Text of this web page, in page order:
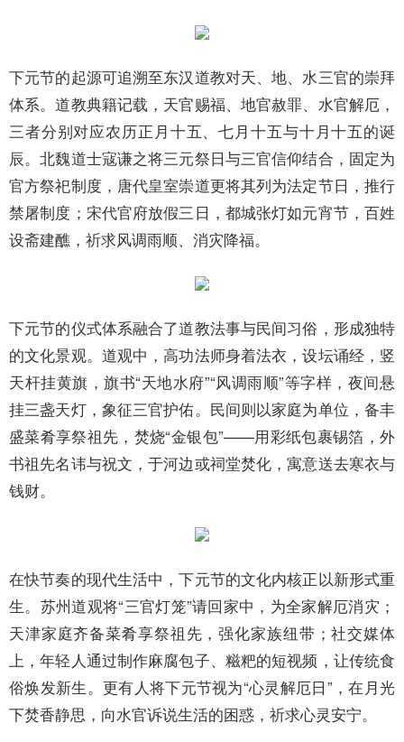
下元节的起源可追溯至东汉道教对天、地、水三官的崇拜
体系。道教典籍记载，天官赐福、地官赦罪、水官解厄，
三者分别对应农历正月十五、七月十五与十月十五的诞
辰。北魏道士寇谦之将三元祭日与三官信仰结合，固定为
官方祭祀制度，唐代皇室崇道更将其列为法定节日，推行
禁屠制度；宋代官府放假三日，都城张灯如元宵节，百姓
设斋建醮，祈求风调雨顺、消灾降福。
下元节的仪式体系融合了道教法事与民间习俗，形成独特
的文化景观。道观中，高功法师身着法衣，设坛诵经，竖
天杆挂黄旗，旗书“天地水府”“风调雨顺”等字样，夜间悬
挂三盏天灯，象征三官护佑。民间则以家庭为单位，备丰
盛菜肴享祭祖先，焚烧“金银包”——用彩纸包裹锡箔，外
书祖先名讳与祝文，于河边或祠堂焚化，寓意送去寒衣与
钱财。
在快节奏的现代生活中，下元节的文化内核正以新形式重
生。苏州道观将“三官灯笼”请回家中，为全家解厄消灾；
天津家庭齐备菜肴享祭祖先，强化家族纽带；社交媒体
上，年轻人通过制作麻腐包子、糍粑的短视频，让传统食
俗焕发新生。更有人将下元节视为“心灵解厄日”，在月光
下焚香静思，向水官诉说生活的困惑，祈求心灵安宁。